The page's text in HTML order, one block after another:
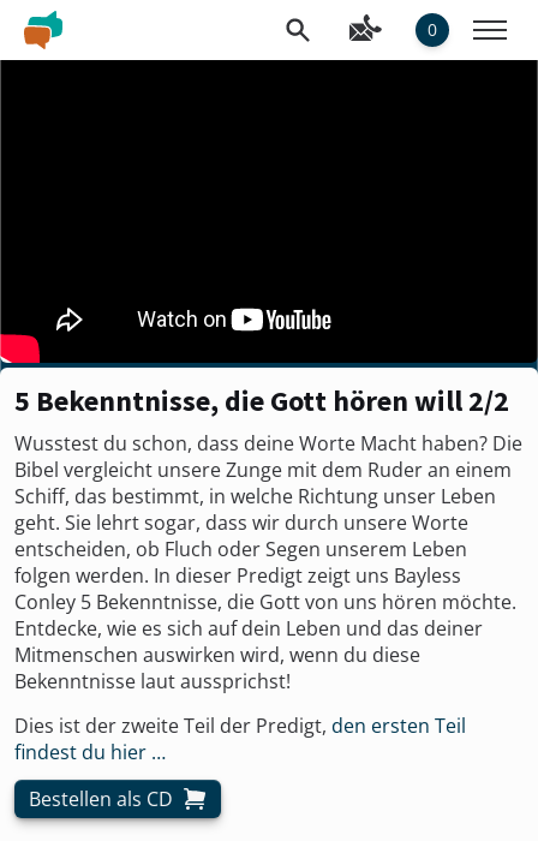
0
5 Bekenntnisse, die Gott hören will 2/2
Wusstest du schon, dass deine Worte Macht haben? Die
Bibel vergleicht unsere Zunge mit dem Ruder an einem
Schiff, das bestimmt, in welche Richtung unser Leben
geht. Sie lehrt sogar, dass wir durch unsere Worte
entscheiden, ob Fluch oder Segen unserem Leben
folgen werden. In dieser Predigt zeigt uns Bayless
Conley 5 Bekenntnisse, die Gott von uns hören möchte.
Entdecke, wie es sich auf dein Leben und das deiner
Mitmenschen auswirken wird, wenn du diese
Bekenntnisse laut aussprichst!
Dies ist der zweite Teil der Predigt, den ersten Teil
findest du hier …
Bestellen als CD